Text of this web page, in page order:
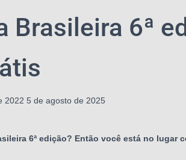
Brasileira 6ª
2022 5 de agosto de 2025
6ª edição? Então você está no lugar